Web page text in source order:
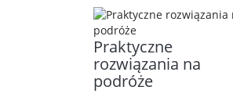
Praktyczne
rozwiązania na
podróże